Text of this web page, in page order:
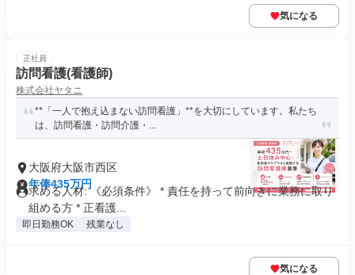
気になる
正社員
訪問看護(看護師)
株式会社ヤタニ
**「一人で抱え込まない訪問看護」**を大切にしています。私たち
は、訪問看護・訪問介護・...
大阪府大阪市西区
年俸435万円
求める人材: 《必須条件》 * 責任を持って前向きに業務に取り
組める方 * 正看護...
即日勤務OK 残業なし
気になる